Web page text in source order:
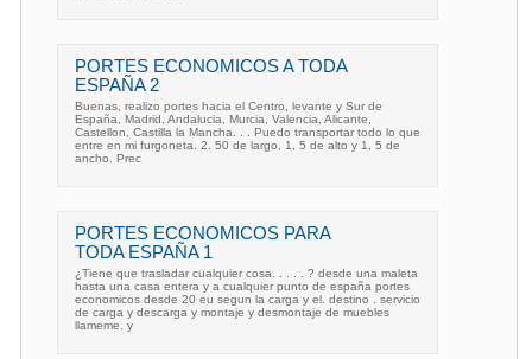
PORTES ECONOMICOS A TODA
ESPAÑA 2
Buenas, realizo portes hacia el Centro, levante y Sur de
España, Madrid, Andalucia, Murcia, Valencia, Alicante,
Castellon, Castilla la Mancha. . . Puedo transportar todo lo que
entre en mi furgoneta. 2. 50 de largo, 1, 5 de alto y 1, 5 de
ancho. Prec
PORTES ECONOMICOS PARA
TODA ESPAÑA 1
¿Tiene que trasladar cualquier cosa. . . . . ? desde una maleta
hasta una casa entera y a cualquier punto de españa portes
economicos desde 20 eu segun la carga y el. destino . servicio
de carga y descarga y montaje y desmontaje de muebles
llameme. y